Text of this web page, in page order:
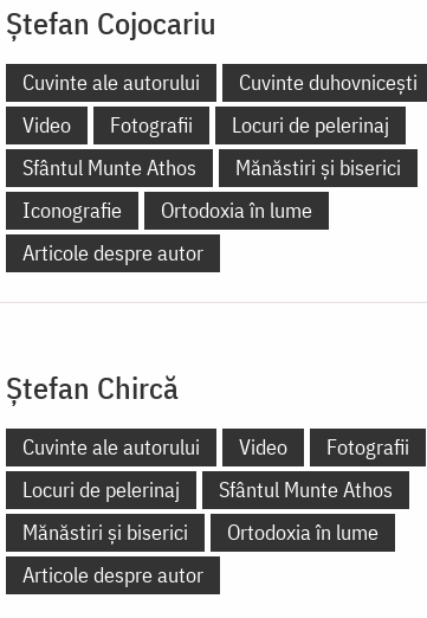
Ștefan Cojocariu
Cuvinte ale autorului Cuvinte duhovnicești
Video
Fotografii
Locuri de pelerinaj
Sfântul Munte Athos
Mănăstiri și biserici
Iconografie
Ortodoxia în lume
Articole despre autor
Ștefan Chircă
Cuvinte ale autorului Video
Fotografii
Locuri de pelerinaj
Sfântul Munte Athos
Mănăstiri și biserici
Ortodoxia în lume
Articole despre autor